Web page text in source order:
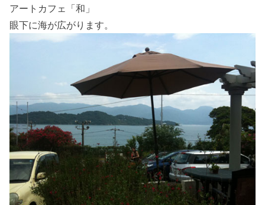
アートカフェ「和」
眼下に海が広がります。